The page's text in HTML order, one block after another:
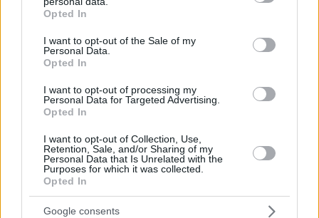
grant or deny consent to Google and its third-party tags to
use your data for below specified purposes in below Google
consent section.
Opted In
I want to opt-out of the Sale of my
Personal Data.
Opted In
I want to opt-out of processing my
Personal Data for Targeted Advertising.
Opted In
I want to opt-out of Collection, Use,
Retention, Sale, and/or Sharing of my
Personal Data that Is Unrelated with the
Purposes for which it was collected.
Opted In
Google consents